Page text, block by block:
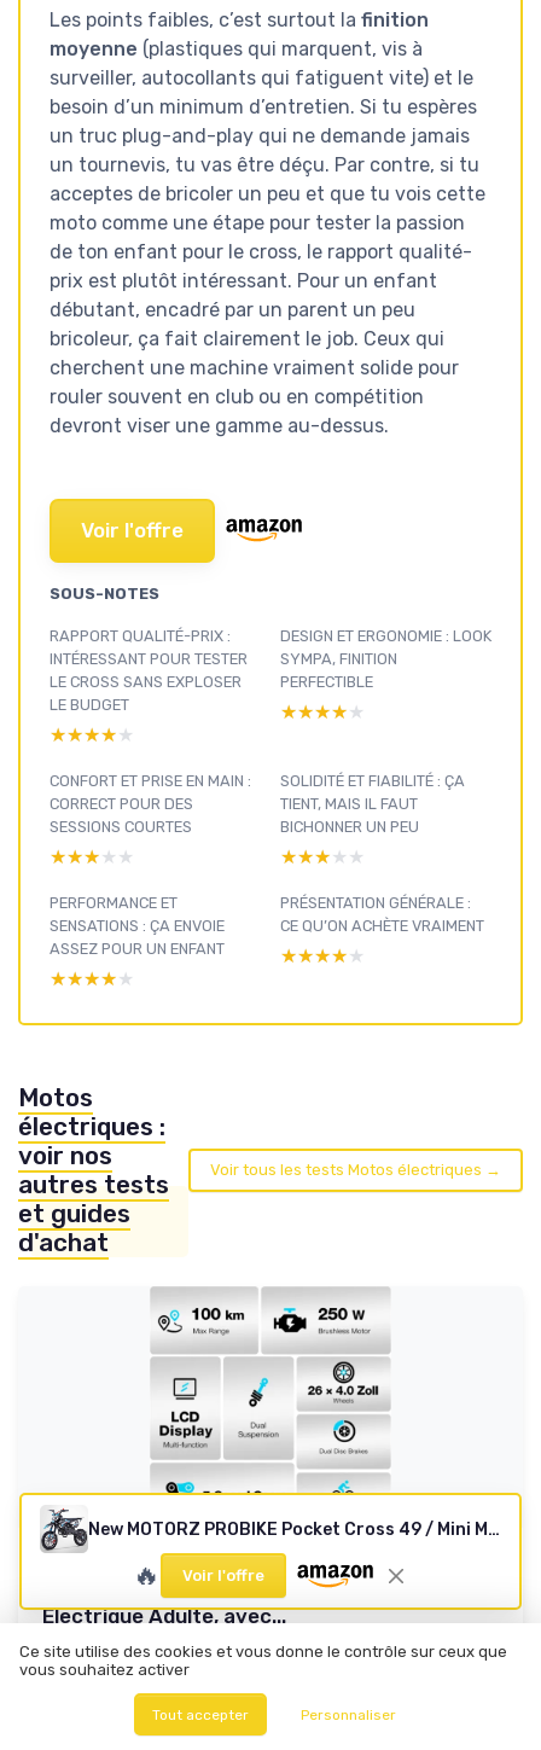
Les points faibles, c’est surtout la finition
moyenne (plastiques qui marquent, vis à
surveiller, autocollants qui fatiguent vite) et le
besoin d’un minimum d’entretien. Si tu espères
un truc plug-and-play qui ne demande jamais
un tournevis, tu vas être déçu. Par contre, si tu
acceptes de bricoler un peu et que tu vois cette
moto comme une étape pour tester la passion
de ton enfant pour le cross, le rapport qualité-
prix est plutôt intéressant. Pour un enfant
débutant, encadré par un parent un peu
bricoleur, ça fait clairement le job. Ceux qui
cherchent une machine vraiment solide pour
rouler souvent en club ou en compétition
devront viser une gamme au-dessus.
Voir l'offre
SOUS-NOTES
RAPPORT QUALITÉ-PRIX :
INTÉRESSANT POUR TESTER
LE CROSS SANS EXPLOSER
LE BUDGET
★★★★★
★★★★★
DESIGN ET ERGONOMIE : LOOK
SYMPA, FINITION
PERFECTIBLE
★★★★★
★★★★★
CONFORT ET PRISE EN MAIN :
CORRECT POUR DES
SESSIONS COURTES
★★★★★
★★★★★
SOLIDITÉ ET FIABILITÉ : ÇA
TIENT, MAIS IL FAUT
BICHONNER UN PEU
★★★★★
★★★★★
PERFORMANCE ET
SENSATIONS : ÇA ENVOIE
ASSEZ POUR UN ENFANT
★★★★★
★★★★★
PRÉSENTATION GÉNÉRALE :
CE QU’ON ACHÈTE VRAIMENT
★★★★★
★★★★★
Motos
électriques :
voir nos
autres tests
et guides
d'achat
Voir tous les tests Motos électriques →
Velo Electrique Homme et Femme, VTT
Electrique Adulte, avec...
8.3/10★★★★★
★★★★★
Rapport qualité-prix
New MOTORZ PROBIKE Pocket Cross 49 / Mini Moto Enfant 50cc / Édition 2025 / Bleu
🔥 Voir l'offre
Ce site utilise des cookies et vous donne le contrôle sur ceux que
vous souhaitez activer
Tout accepter Personnaliser